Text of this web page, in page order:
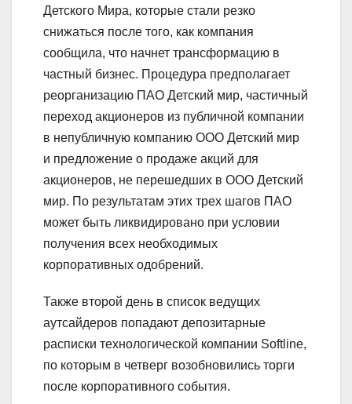
Детского Мира, которые стали резко
снижаться после того, как компания
сообщила, что начнет трансформацию в
частный бизнес. Процедура предполагает
реорганизацию ПАО Детский мир, частичный
переход акционеров из публичной компании
в непубличную компанию ООО Детский мир
и предложение о продаже акций для
акционеров, не перешедших в ООО Детский
мир. По результатам этих трех шагов ПАО
может быть ликвидировано при условии
получения всех необходимых
корпоративных одобрений.
Также второй день в список ведущих
аутсайдеров попадают депозитарные
расписки технологической компании Softline,
по которым в четверг возобновились торги
после корпоративного события.